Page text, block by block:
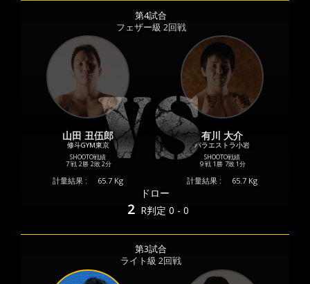
第4試合
フェザー級 2回戦
山田 丑伍郎
修斗GYM東京
SHOOTO戦績
7 戦 2勝 2敗 2分
計量結果 : 65.7 Kg
有川 大介
パラエストラ小岩
SHOOTO戦績
9 戦 1勝 7敗 1分
計量結果 : 65.7 Kg
ドロー
2 R判定 0 - 0
第3試合
ライト級 2回戦